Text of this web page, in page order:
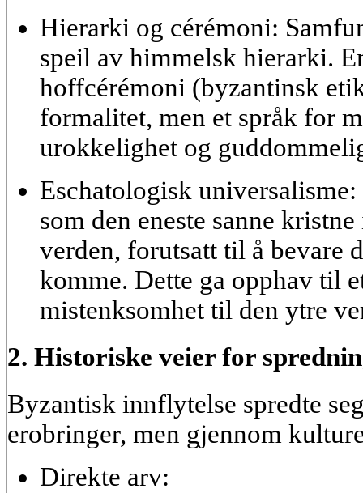
Hierarki og cérémoni:
speil av himmelsk hierarki.
hoffcérémoni (byzantinsk
formalitet, men et språk for
urokkelighet og
Eschatologisk universalisme:
som den eneste sanne
verden, forutsatt til å bevare
komme. Dette ga opphav til
mistenksomhet til den ytre
2. Historiske veier for
Byzantisk innflytelse spredte
erobringer, men gjennom
Direkte arv: